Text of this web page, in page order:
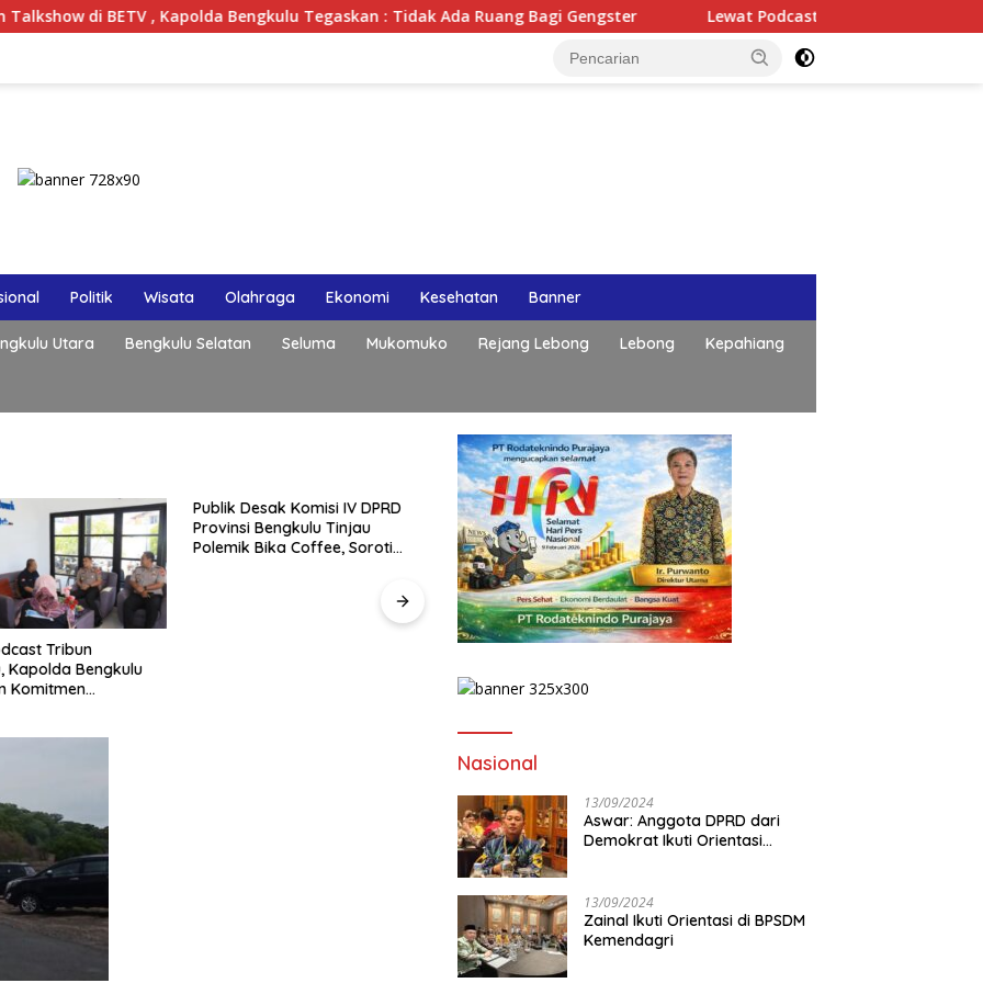
BETV , Kapolda Bengkulu Tegaskan : Tidak Ada Ruang Bagi Gengster Lewat Podcast Tribun Bengkulu, Kapolda
Politik Wisata Olahraga Ekonomi Kesehatan Banner
Utara Bengkulu Selatan Seluma Mukomuko Rejang Lebong Lebong Kepahiang
Komisi IV DPRD
Tinjau
Coffee, Soroti
Konsep
Konpers Kadinkes di Tengah
Isu Video “Segar Sayang”,
Publik: Ini Klarifikasi atau
Bukan?
KPK Bidik Dugaan
Pengondisian Proyek di Pemkot
Bengkulu, Penyidikan Tak
Hanya Menyasar Kadis PUPR
Nasional
13/09/2024
Aswar: Anggota DPRD dari
Demokrat Ikuti Orientasi
13/09/2024
Zainal Ikuti Orientasi di BPSDM
Kemendagri